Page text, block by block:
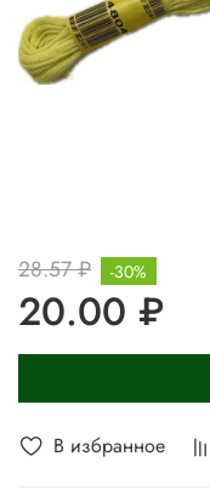
В избранное
28.57 ₽
20.00 ₽
-30%